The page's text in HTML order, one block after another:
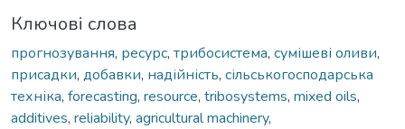
Ключові слова
прогнозування, ресурс, трибосистема, сумішеві оливи,
присадки, добавки, надійність, сільськогосподарська
техніка, forecasting, resource, tribosystems, mixed oils,
additives, reliability, agricultural machinery,